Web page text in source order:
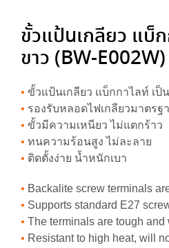
ขั้วแป้นเกลียว แบ็
ขาว (BW-E002W)
• ขั้วแป้นเกลียว แบ็กกาไลท์ เป็
• รองรับหลอดไฟเกลียวมาตรฐ
• ขั้วมีความเหนียว ไม่แตกร้าว
• ทนความร้อนสูง ไม่ละลาย
• ติดตั้งง่าย น้ำหนักเบา
• Backalite screw terminals
• Supports standard E27
• The terminals are tough and
• Resistant to high heat, will